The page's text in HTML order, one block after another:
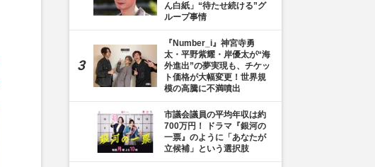
ん白紙」“待たせ続ける”グ
ループ事情
『Number_i』神宮寺勇
太・平野紫耀・岸優太が“海
外進出”の夢実現も、チケッ
ト価格が大幅変更！世界規
模の高騰に不満噴出
市議会議員の平均年収は約
700万円！ ドラマ『銀河の
一票』のように「あなたが
立候補」という選択肢